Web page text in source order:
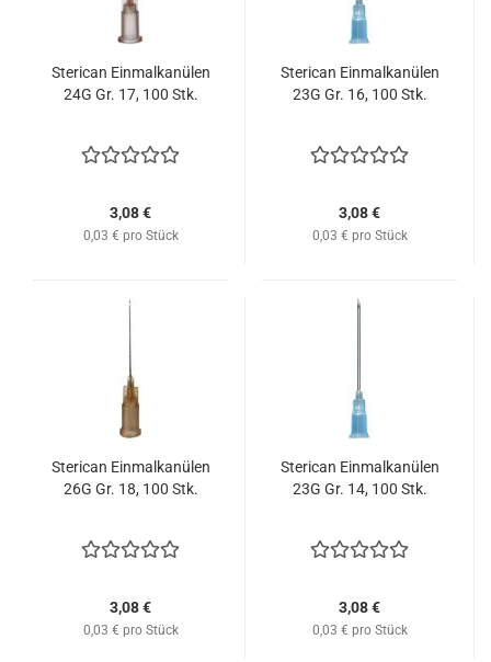
Sterican Einmalkanülen
24G Gr. 17, 100 Stk.
3,08 €
0,03 € pro Stück
Sterican Einmalkanülen
23G Gr. 16, 100 Stk.
3,08 €
0,03 € pro Stück
Sterican Einmalkanülen
26G Gr. 18, 100 Stk.
3,08 €
0,03 € pro Stück
Sterican Einmalkanülen
23G Gr. 14, 100 Stk.
3,08 €
0,03 € pro Stück